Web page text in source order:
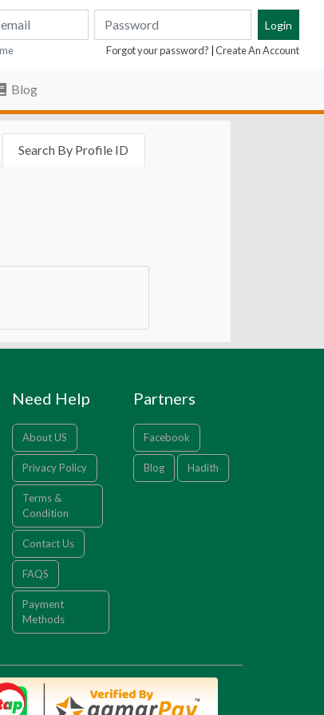
Forgot your password? Create An Account
Blog
Search By Profile ID
Need Help
About US
Privacy Policy
Terms &
Condition
Contact Us
FAQS
Payment
Methods
Partners
Facebook
Blog Hadith